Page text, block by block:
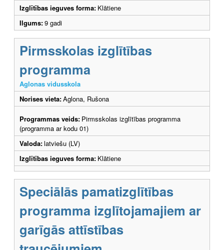
Izglītības ieguves forma: Klātiene
Ilgums:9 gadi
Pirmsskolas izglītības
programma
Aglonas vidusskola
Norises vieta:Aglona, Rušona
Programmas veids: Pirmsskolas izglītības programma
(programma ar kodu 01)
Valoda:latviešu (LV)
Izglītības ieguves forma: Klātiene
Speciālās pamatizglītības
programma izglītojamajiem ar
garīgās attīstības